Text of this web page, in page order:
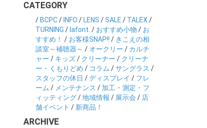
CATEGORY
/ BCPC/ INFO / LENS /SALE / TALEX /
TURNING / lafont. / おすすめ小物 / お
すすめ！ / お客様SNAP!! / きこえの相
談室～補聴器～ / オークリー / カルチ
ャー / キッズ/ クリーナー / クリーナ
ー・くもりどめ / コラム /サングラス /
スタッフの休日 /ディスプレイ / フレ
ーム / メンテナンス / 加工・測定・フ
ィッティング/地域情報 / 展示会 / 店
舗イベント / 新商品！
ARCHIVE